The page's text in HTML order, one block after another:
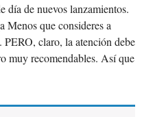
día de nuevos lanzamientos.
Menos que consideres a
claro, la atención debe
muy recomendables. Así que